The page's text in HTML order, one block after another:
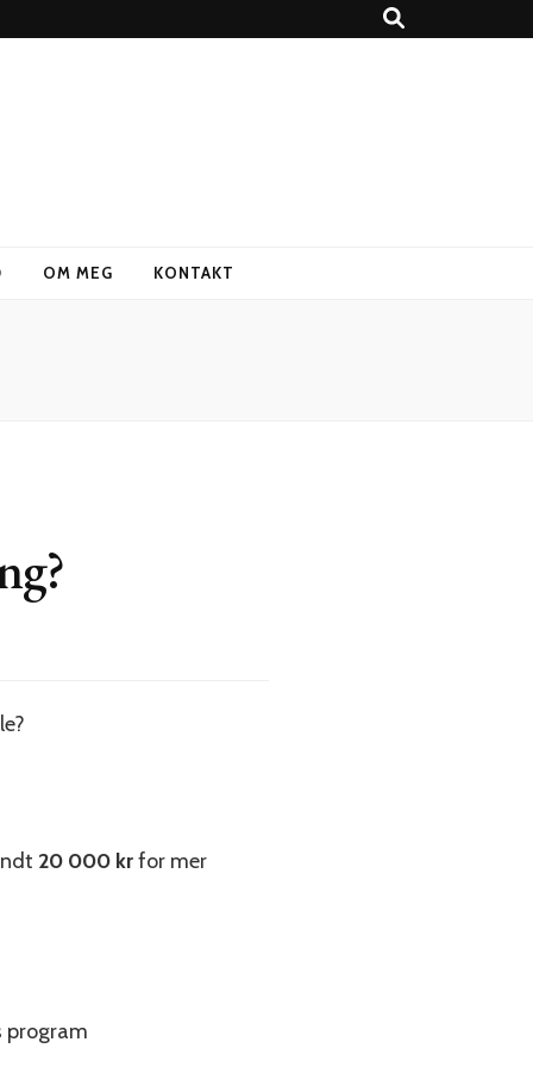
OM MEG KONTAKT
20 000 krfor mer
program